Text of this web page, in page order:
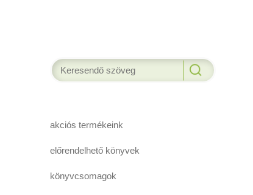
akciós termékeink
előrendelhető könyvek
könyvcsomagok